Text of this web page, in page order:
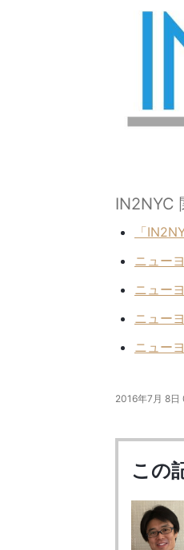
IN2NYC
「
ニュー
ニュー
ニュー
ニュー
2016年7月 8日
この